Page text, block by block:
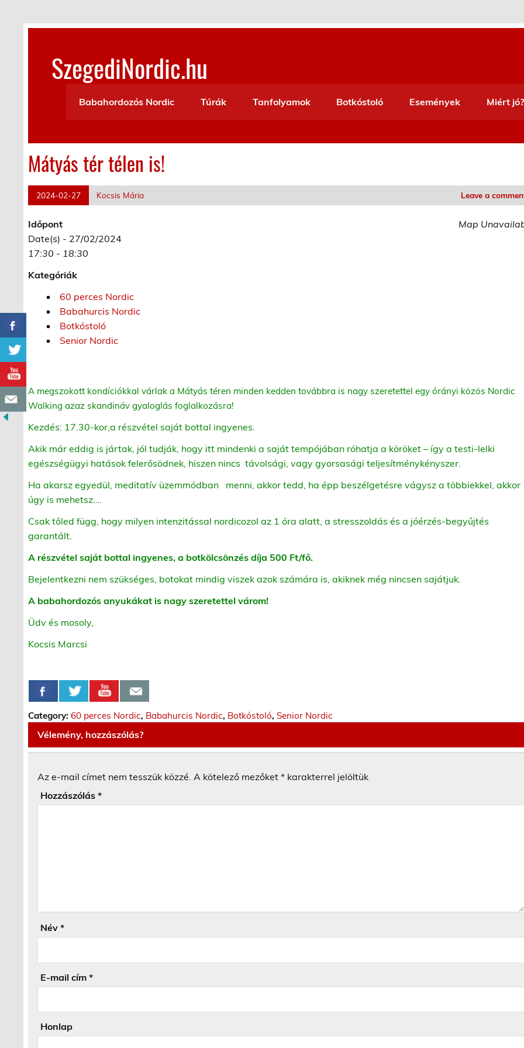
content
SzegediNordic.hu
Babahordozós Nordic
Túrák Tanfolyamok Botkóstoló Események Miért jó?
Mátyás tér télen is!
2024-02-27 Kocsis Mária Leave a
Map
Időpont
Date(s) - 27/02/2024
17:30 - 18:30
Kategóriák
60 perces Nordic
Babahurcis Nordic
Botkóstoló
Senior Nordic
A megszokott kondíciókkal várlak a Mátyás téren minden kedden továbbra is nagy szeretettel egy órányi közös Nordic
Walking azaz skandináv gyaloglás foglalkozásra!
Kezdés: 17.30-kor,a részvétel saját bottal ingyenes.
Akik már eddig is jártak, jól tudják, hogy itt mindenki a saját tempójában róhatja a köröket – így a testi-lelki
egészségügyi hatások felerősödnek, hiszen nincs távolsági, vagy gyorsasági teljesítménykényszer.
Ha akarsz egyedül, meditatív üzemmódban menni, akkor tedd, ha épp beszélgetésre vágysz a többiekkel, akkor
úgy is mehetsz….
Csak tőled függ, hogy milyen intenzitással nordicozol az 1 óra alatt, a stresszoldás és a jóérzés-begyűjtés
garantált.
A részvétel saját bottal ingyenes, a botkölcsönzés díja 500 Ft/fő.
Bejelentkezni nem szükséges, botokat mindig viszek azok számára is, akiknek még nincsen sajátjuk.
A babahordozós anyukákat is nagy szeretettel várom!
Üdv és mosoly,
Kocsis Marcsi
Category:60 perces Nordic, Babahurcis Nordic, Botkóstoló,Senior Nordic
Vélemény, hozzászólás?
Az e-mail címet nem tesszük közzé. A kötelező mezőket* karakterrel jelöltük
Hozzászólás*
Név*
E-mail cím*
Honlap